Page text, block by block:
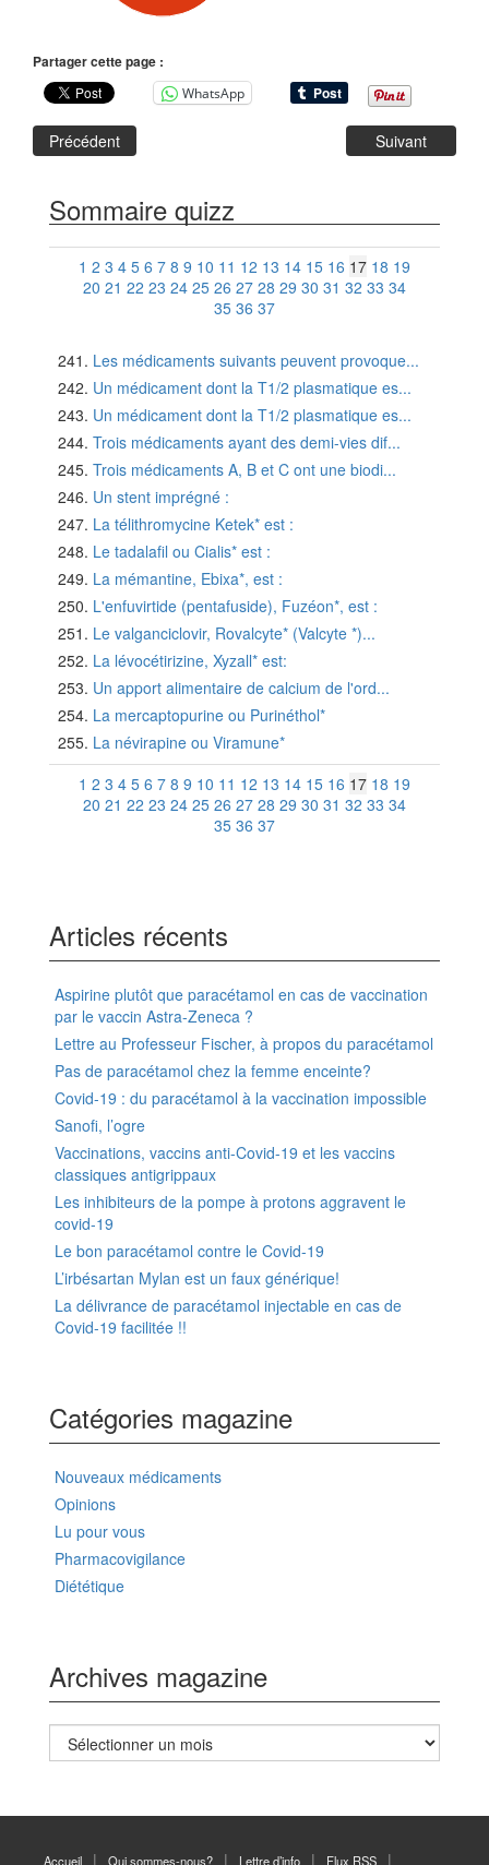
Partager cette page :
WhatsApp
Précédent Suivant
Sommaire quizz
1 2 3 4 5 6 7 8 9 10 11 12 13 14 15 16 17 18 19
20 21 22 23 24 25 26 27 28 29 30 31 32 33 34
35 36 37
Les médicaments suivants peuvent provoque...
Un médicament dont la T1/2 plasmatique es...
Un médicament dont la T1/2 plasmatique es...
Trois médicaments ayant des demi-vies dif...
Trois médicaments A, B et C ont une biodi...
Un stent imprégné :
La télithromycine Ketek* est :
Le tadalafil ou Cialis* est :
La mémantine, Ebixa*, est :
L'enfuvirtide (pentafuside), Fuzéon*, est :
Le valganciclovir, Rovalcyte* (Valcyte *)...
La lévocétirizine, Xyzall* est:
Un apport alimentaire de calcium de l'ord...
La mercaptopurine ou Purinéthol*
La névirapine ou Viramune*
1 2 3 4 5 6 7 8 9 10 11 12 13 14 15 16 17 18 19
20 21 22 23 24 25 26 27 28 29 30 31 32 33 34
35 36 37
Articles récents
Aspirine plutôt que paracétamol en cas de vaccination
par le vaccin Astra-Zeneca ?
Lettre au Professeur Fischer, à propos du paracétamol
Pas de paracétamol chez la femme enceinte?
Covid-19 : du paracétamol à la vaccination impossible
Sanofi, l’ogre
Vaccinations, vaccins anti-Covid-19 et les vaccins
classiques antigrippaux
Les inhibiteurs de la pompe à protons aggravent le
covid-19
Le bon paracétamol contre le Covid-19
L’irbésartan Mylan est un faux générique!
La délivrance de paracétamol injectable en cas de
Covid-19 facilitée !!
Catégories magazine
Nouveaux médicaments
Opinions
Lu pour vous
Pharmacovigilance
Diététique
Archives magazine
Archives
magazine
Accueil Qui sommes-nous? Lettre d’info Flux RSS